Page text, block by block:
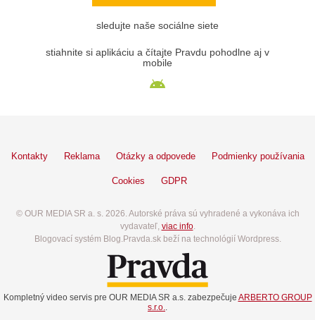
sledujte naše sociálne siete
stiahnite si aplikáciu a čítajte Pravdu pohodlne aj v
mobile
Kontakty Reklama Otázky a odpovede Podmienky používania
Cookies GDPR
© OUR MEDIA SR a. s. 2026. Autorské práva sú vyhradené a vykonáva ich
vydavateľ, viac info.
Blogovací systém Blog.Pravda.sk beží na technológií Wordpress.
Kompletný video servis pre OUR MEDIA SR a.s. zabezpečuje ARBERTO GROUP
s.r.o..